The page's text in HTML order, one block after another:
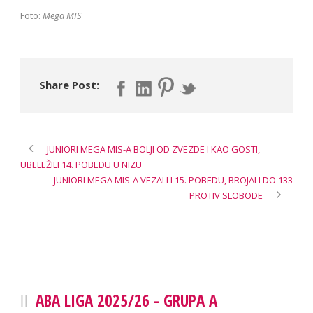
Foto: Mega MIS
Share Post:
JUNIORI MEGA MIS-A BOLJI OD ZVEZDE I KAO GOSTI,
UBELEŽILI 14. POBEDU U NIZU
JUNIORI MEGA MIS-A VEZALI I 15. POBEDU, BROJALI DO 133
PROTIV SLOBODE
ABA LIGA 2025/26 - GRUPA A